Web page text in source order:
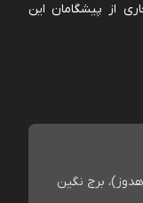
از پیشگامان این
برج نگین